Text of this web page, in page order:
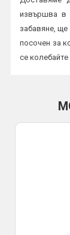
извършва в
забавяне,
посочен за
се